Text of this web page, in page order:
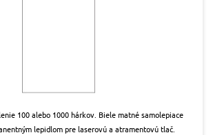
100 alebo 1000 hárkov. Biele matné samolepiace
lepidlom pre laserovú a atramentovú tlač.